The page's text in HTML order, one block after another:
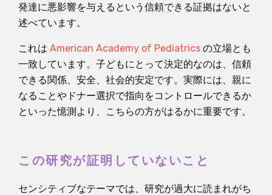
発達に悪影響を与えるという信頼できる証拠はないと
述べています。
これは American Academy of Pediatrics の立場とも
一致しています。子どもにとって決定的なのは、信頼
できる関係、安全、社会的安定です。実際には、親に
なることやドナー選択で指向をコントロールできるか
といった憶測より、こちらの方がはるかに重要です。
この研究が証明していないこと
センシティブなテーマでは、研究が過大に読まれがち